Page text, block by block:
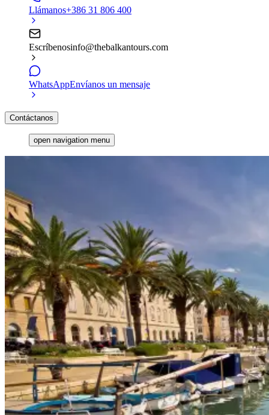
Llámanos+386 31 806 400
Escríbenosinfo@thebalkantours.com
WhatsAppEnvíanos un mensaje
Contáctanos
open navigation menu